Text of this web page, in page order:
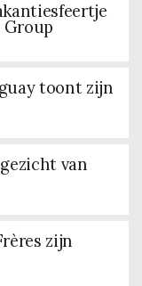
Group
toont zijn
van
zijn